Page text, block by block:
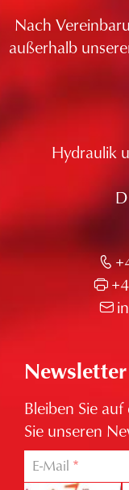
Nach
außerhalb
Hydraulik
Newsletter
E-Mail
Bleiben Sie
Sie unseren